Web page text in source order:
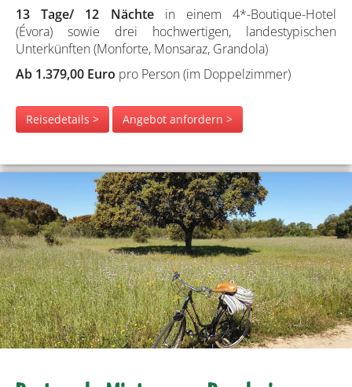
13 Tage/ 12 Nächte in einem 4*-Boutique-Hotel
(Évora) sowie drei hochwertigen, landestypischen
Unterkünften (Monforte, Monsaraz, Grandola)
Ab 1.379,00 Euro pro Person (im Doppelzimmer)
Reisedetails > Angebot anfordern >